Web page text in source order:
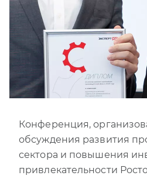
Конференция,
обсуждения развития
сектора и повышения
привлекательности